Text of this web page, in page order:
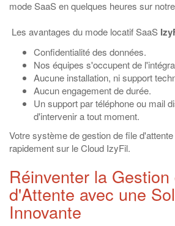
mode SaaS en quelques heures sur
Les avantages du mode locatif SaaS
Confidentialité des données.
Nos équipes s'occupent de
Aucune installation, ni support
Aucun engagement de durée.
Un support par téléphone ou mail
d'intervenir a tout moment.
Votre système de gestion de file
rapidement sur le Cloud IzyFil.
Réinventer la
d'Attente avec une
Innovante